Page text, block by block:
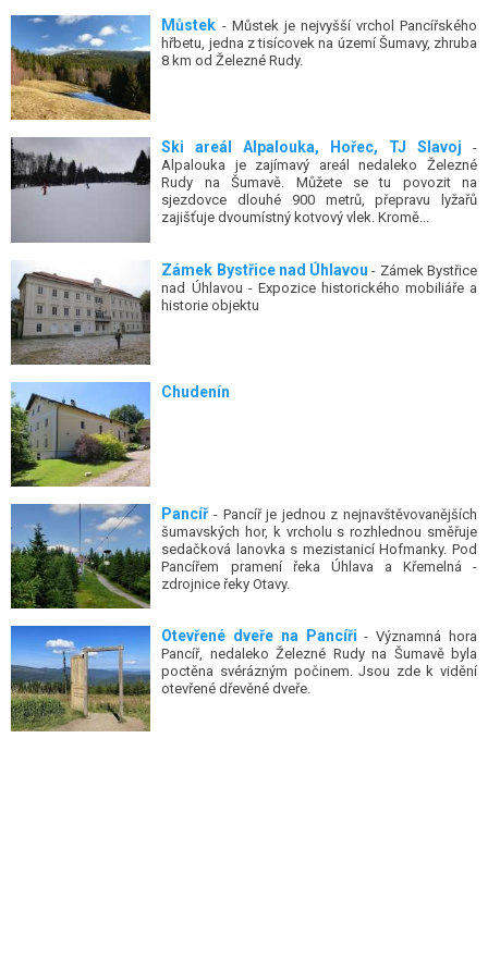
Můstek - Můstek je nejvyšší vrchol Pancířského
hřbetu, jedna z tisícovek na území Šumavy, zhruba
8 km od Železné Rudy.
Ski areál Alpalouka, Hořec, TJ Slavoj -
Alpalouka je zajímavý areál nedaleko Železné
Rudy na Šumavě. Můžete se tu povozit na
sjezdovce dlouhé 900 metrů, přepravu lyžařů
zajišťuje dvoumístný kotvový vlek. Kromě...
Zámek Bystřice nad Úhlavou - Zámek Bystřice
nad Úhlavou - Expozice historického mobiliáře a
historie objektu
Chudenín
Pancíř - Pancíř je jednou z nejnavštěvovanějších
šumavských hor, k vrcholu s rozhlednou směřuje
sedačková lanovka s mezistanicí Hofmanky. Pod
Pancířem pramení řeka Úhlava a Křemelná -
zdrojnice řeky Otavy.
Otevřené dveře na Pancíři - Významná hora
Pancíř, nedaleko Železné Rudy na Šumavě byla
poctěna svérázným počinem. Jsou zde k vidění
otevřené dřevěné dveře.